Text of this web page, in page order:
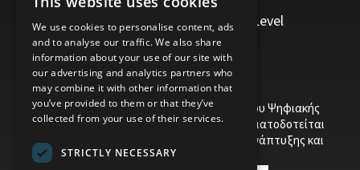
Personal Development
Trainers/Trainer of Vocational Training Level
5/Moodle
Το έργο υποβλήθηκε στα πλαίσια του Σχεδίου Ψηφιακής
αναβάθμισης των Επιχειρήσεων και συγχρηματοδοτείται
από το Ευρωπαϊκό Ταμείο Περιφερειακής Ανάπτυξης και
την Κυπριακή Δημοκρατία.
We use cookies to personalise content, ads
and to analyse our traffic. We also share
information about your use of our site with
our advertising and analytics partners who
may combine it with other information that
you’ve provided to them or that they’ve
collected from your use of their services.
STRICTLY NECESSARY